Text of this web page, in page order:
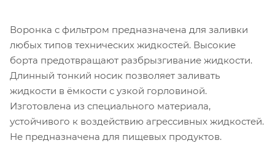
Воронка с фильтром предназначена для заливки
любых типов технических жидкостей. Высокие
борта предотвращают разбрызгивание жидкости.
Длинный тонкий носик позволяет заливать
жидкости в ёмкости с узкой горловиной.
Изготовлена из специального материала,
устойчивого к воздействию агрессивных жидкостей.
Не предназначена для пищевых продуктов.